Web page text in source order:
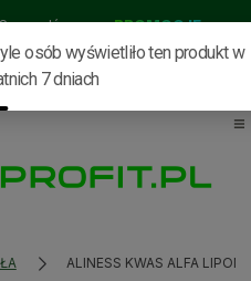
Sprawdź nasze:PROMOCJE
NOWOŚCI
ALINESS KWAS ALFA